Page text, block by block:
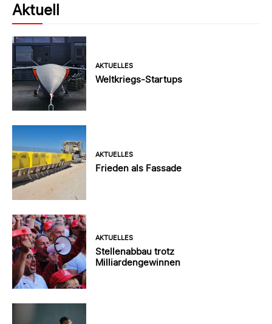
Aktuell
AKTUELLES
Weltkriegs-Startups
AKTUELLES
Frieden als Fassade
AKTUELLES
Stellenabbau trotz
Milliardengewinnen